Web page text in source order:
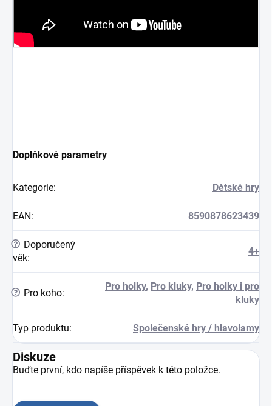
Doplňkové parametry
Kategorie: Dětské hry
EAN: 8590878623439
?
Doporučený
věk:
4+
? Pro koho:
Pro holky, Pro kluky, Pro holky i pro
kluky
Typ produktu: Společenské hry / hlavolamy
Diskuze
Buďte první, kdo napíše příspěvek k této položce.